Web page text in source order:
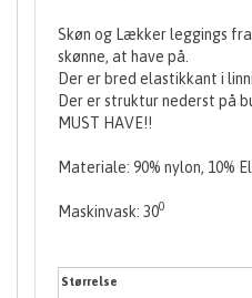
Skøn og Lækker leggings
skønne, at have på.
Der er bred elastikkant i
Der er struktur nederst på
MUST HAVE!!
Materiale: 90% nylon, 10%
Maskinvask: 300
Størrelse